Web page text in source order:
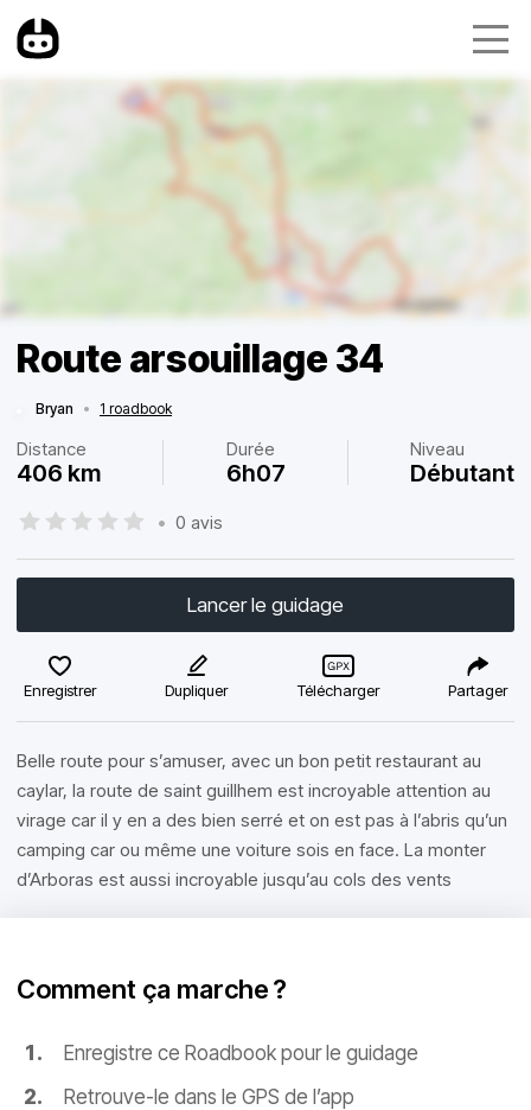
Route arsouillage 34
Bryan • 1 roadbook
Distance
406 km
Durée
6h07
Niveau
Débutant
• 0 avis
Lancer le guidage
Enregistrer Dupliquer Télécharger Partager
Belle route pour s’amuser, avec un bon petit restaurant au
caylar, la route de saint guillhem est incroyable attention au
virage car il y en a des bien serré et on est pas à l’abris qu’un
camping car ou même une voiture sois en face. La monter
d’Arboras est aussi incroyable jusqu’au cols des vents
Comment ça marche ?
Enregistre ce Roadbook pour le guidage
Retrouve-le dans le GPS de l’app